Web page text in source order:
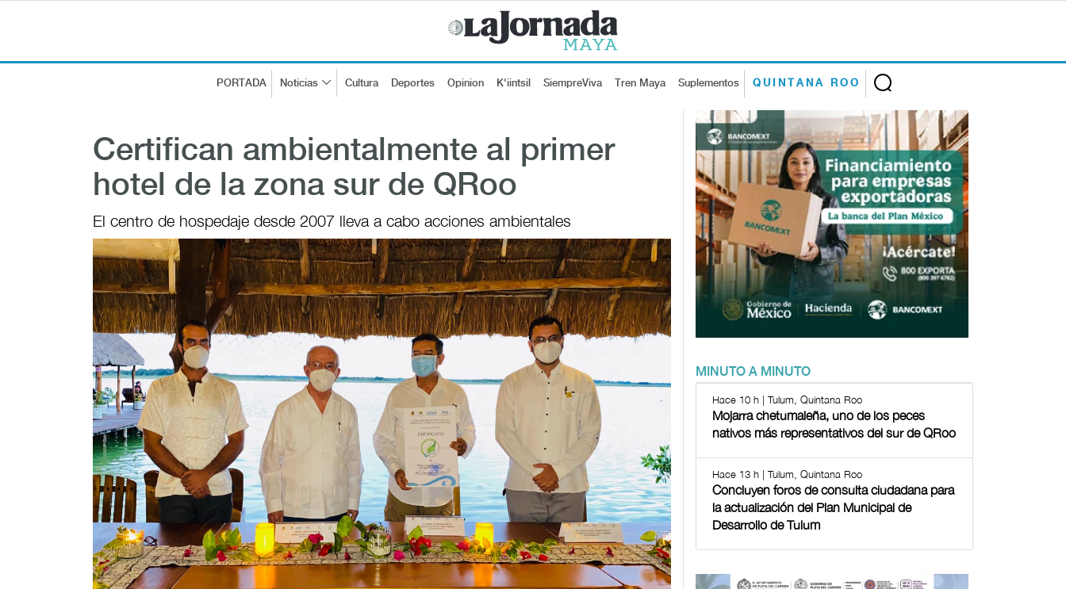
PORTADA Noticias Cultura Deportes Opinion K'iintsil SiempreViva Tren Maya Suplementos QUINTANA ROO
Certifican ambientalmente al primer
hotel de la zona sur de QRoo
El centro de hospedaje desde 2007 lleva a cabo acciones ambientales
MINUTO A MINUTO
Hace 10 h | Tulum, Quintana Roo
Mojarra chetumaleña, uno de los peces
nativos más representativos del sur de QRoo
Hace 13 h | Tulum, Quintana Roo
Concluyen foros de consulta ciudadana para
la actualización del Plan Municipal de
Desarrollo de Tulum